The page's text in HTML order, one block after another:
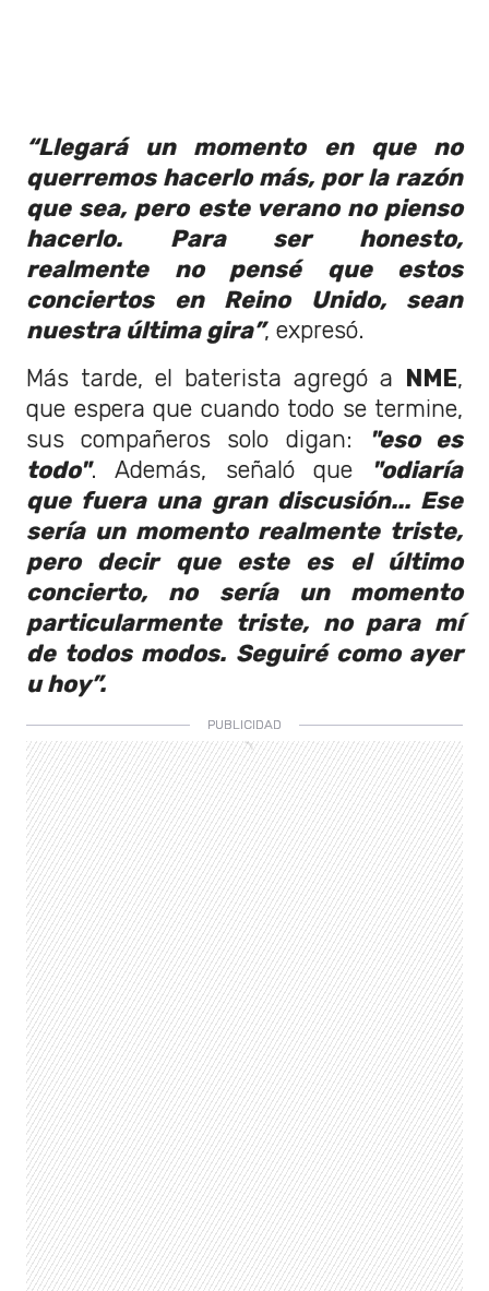
“Llegará un momento en que no
querremos hacerlo más, por la razón
que sea, pero este verano no pienso
hacerlo. Para ser honesto,
realmente no pensé que estos
conciertos en Reino Unido, sean
nuestra última gira”, expresó.
Más tarde, el baterista agregó a NME,
que espera que cuando todo se termine,
sus compañeros solo digan:
"eso es
todo". Además, señaló que
"odiaría
que fuera una gran discusión... Ese
sería un momento realmente triste,
pero decir que este es el último
concierto, no sería un momento
particularmente triste, no para mí
de todos modos. Seguiré como ayer
u hoy”.